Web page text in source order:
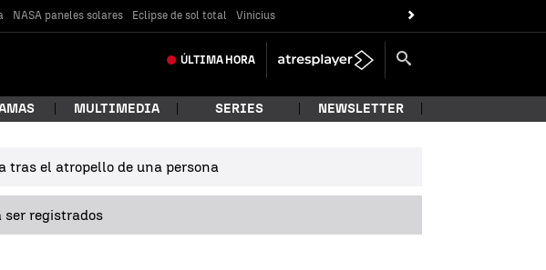
NASA paneles solares Eclipse de sol total Vinicius
ÚLTIMA HORA
MULTIMEDIA SERIES NEWSLETTER
tras el atropello de una persona
ser registrados